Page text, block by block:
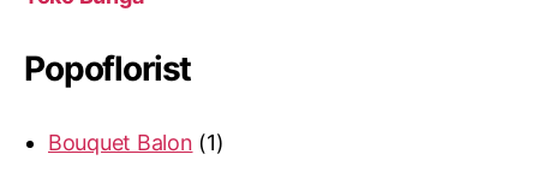
Popoflorist
Bouquet Balon 1